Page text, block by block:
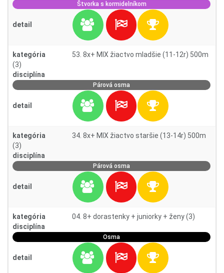
Štvorka s kormidelníkom
detail
kategória
53. 8x+ MIX žiactvo mladšie (11-12r) 500m
(3)
disciplína
Párová osma
detail
kategória
34. 8x+ MIX žiactvo staršie (13-14r) 500m
(3)
disciplína
Párová osma
detail
kategória
04. 8+ dorastenky + juniorky + ženy (3)
disciplína
Osma
detail